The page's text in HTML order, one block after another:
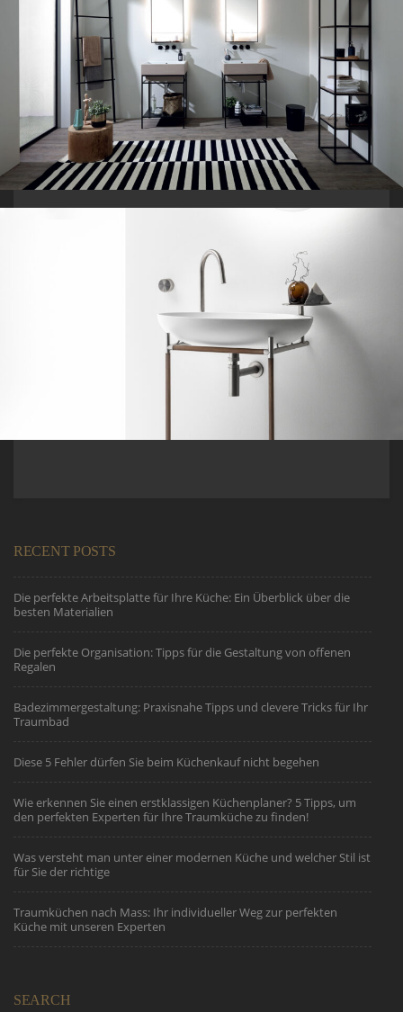
RECENT POSTS
Die perfekte Arbeitsplatte für Ihre Küche: Ein Überblick über die
besten Materialien
Die perfekte Organisation: Tipps für die Gestaltung von offenen
Regalen
Badezimmergestaltung: Praxisnahe Tipps und clevere Tricks für Ihr
Traumbad
Diese 5 Fehler dürfen Sie beim Küchenkauf nicht begehen
Wie erkennen Sie einen erstklassigen Küchenplaner? 5 Tipps, um
den perfekten Experten für Ihre Traumküche zu finden!
Was versteht man unter einer modernen Küche und welcher Stil ist
für Sie der richtige
Traumküchen nach Mass: Ihr individueller Weg zur perfekten
Küche mit unseren Experten
SEARCH